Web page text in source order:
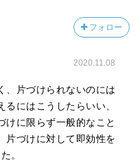
フォロー
2020.11.08
、片づけられないのには
にはこうしたらいい、
けに限らず一般的なこと
片づけに対して即効性を
。